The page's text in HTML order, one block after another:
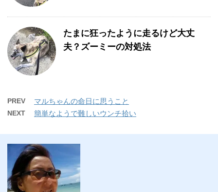
たまに狂ったように走るけど大丈
夫？ズーミーの対処法
PREV マルちゃんの命日に思うこと
NEXT 簡単なようで難しいウンチ拾い